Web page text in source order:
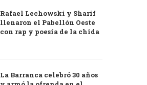
Rafael Lechowski y Sharif
llenaron el Pabellón Oeste
con rap y poesía de la chida
La Barranca celebró 30 años